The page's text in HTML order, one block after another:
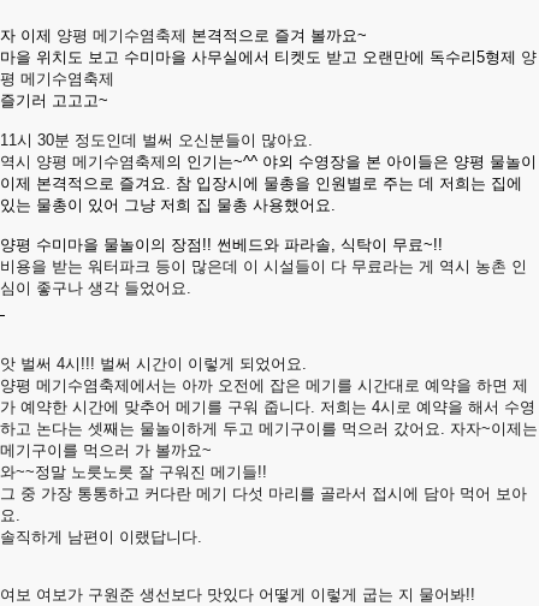
자 이제 양평 메기수염축제 본격적으로 즐겨 볼까요~
마을 위치도 보고 수미마을 사무실에서 티켓도 받고 오랜만에 독수리5형제 양
평 메기수염축제
즐기러 고고고~
11시 30분 정도인데 벌써 오신분들이 많아요.
역시 양평 메기수염축제 의 인기는~^^ 야외 수영장을 본 아이들은 양평 물놀이
이제 본격적으로 즐겨요. 참 입장시에 물총을 인원별로 주는 데 저희는 집에
있는 물총이 있어 그냥 저희 집 물총 사용했어요.
양평 수미마을 물놀이의 장점!! 썬베드와 파라솔, 식탁이 무료~!!
비용을 받는 워터파크 등이 많은데 이 시설들이 다 무료라는 게 역시 농촌 인
심이 좋구나 생각 들었어요.
앗 벌써 4시!!! 벌써 시간이 이렇게 되었어요.
양평 메기수염축제에서는 아까 오전에 잡은 메기를 시간대로 예약을 하면 제
가 예약한 시간에 맞추어 메기를 구워 줍니다. 저희는 4시로 예약을 해서 수영
하고 논다는 셋째는 물놀이하게 두고 메기구이를 먹으러 갔어요. 자자~이제는
메기구이를 먹으러 가 볼까요~
와~~정말 노릇노릇 잘 구워진 메기들!!
그 중 가장 통통하고 커다란 메기 다섯 마리를 골라서 접시에 담아 먹어 보아
요.
솔직하게 남편이 이랬답니다.
여보 여보가 구원준 생선보다 맛있다 어떻게 이렇게 굽는 지 물어봐!!